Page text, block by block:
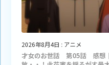
2026年8月4日 : アニメ
才女のお世話 第05話 感想